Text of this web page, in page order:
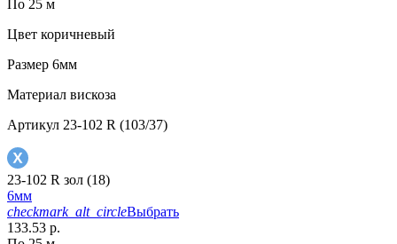
По 25 м
Цвет коричневый
Размер 6мм
Материал вискоза
Артикул 23-102 R (103/37)
23-102 R зол (18)
6мм
checkmark_alt_circleВыбрать
133.53 р.